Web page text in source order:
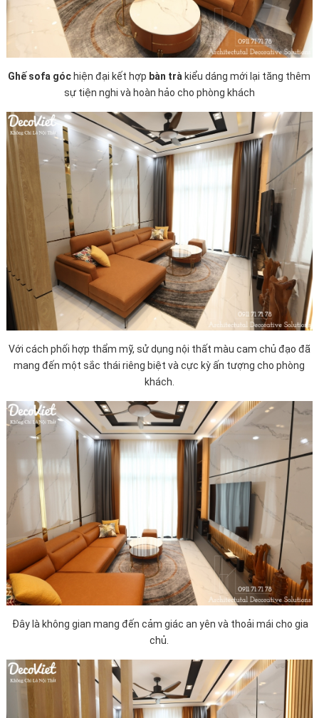
Ghế sofa góc hiện đại kết hợp bàn trà kiểu dáng mới lại tăng thêm
sự tiện nghi và hoàn hảo cho phòng khách
Với cách phối hợp thẩm mỹ, sử dụng nội thất màu cam chủ đạo đã
mang đến một sắc thái riêng biệt và cực kỳ ấn tượng cho phòng
khách.
Đây là không gian mang đến cảm giác an yên và thoải mái cho gia
chủ.